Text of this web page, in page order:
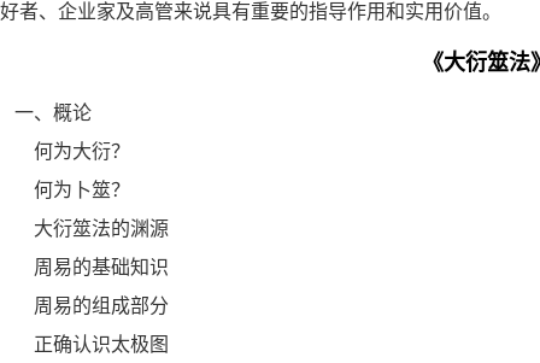
好者、企业家及高管来说具有重要的指导作用和实用价值。
《大衍筮
一、概论
何为大衍？
何为卜筮？
大衍筮法的渊源
周易的基础知识
周易的组成部分
正确认识太极图